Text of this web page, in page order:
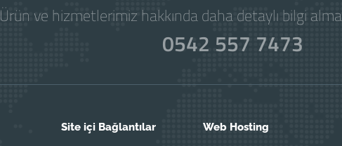
Ürün ve hizmetlerimiz hakkında daha detaylı bilgi
0542 557 7473
Site içi Bağlantılar Web Hosting